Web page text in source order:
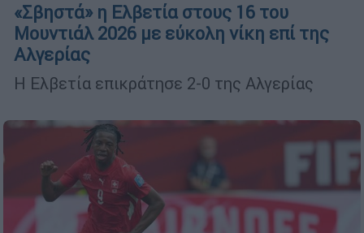
«Σβηστά» η Ελβετία στους 16 του
Μουντιάλ 2026 με εύκολη νίκη επί της
Αλγερίας
Η Ελβετία επικράτησε 2-0 της Αλγερίας